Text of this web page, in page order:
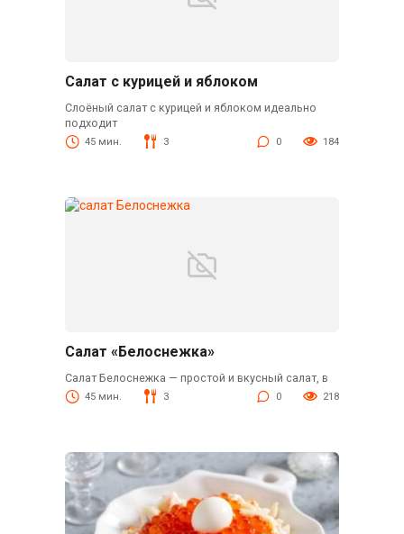
Салат с курицей и яблоком
Слоёный салат с курицей и яблоком идеально
подходит
45 мин. 3 0 184
Салат «Белоснежка»
Салат Белоснежка — простой и вкусный салат, в
45 мин. 3 0 218